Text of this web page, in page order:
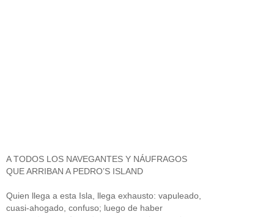
A TODOS LOS NAVEGANTES Y NÁUFRAGOS
QUE ARRIBAN A PEDRO’S ISLAND
Quien llega a esta Isla, llega exhausto: vapuleado,
cuasi-ahogado, confuso; luego de haber